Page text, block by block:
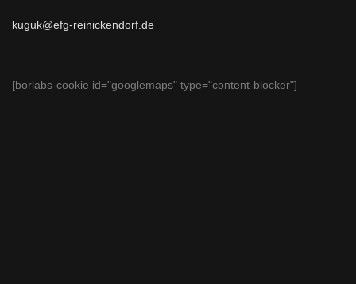
kuguk@efg-reinickendorf.de
[borlabs-cookie id="googlemaps" type="content-blocker"]